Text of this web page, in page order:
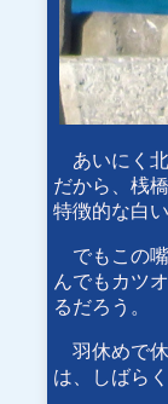
あいにく
だから、桟
特徴的な白
でもこの
んでもカツ
るだろう。
羽休めで休
は、しばら